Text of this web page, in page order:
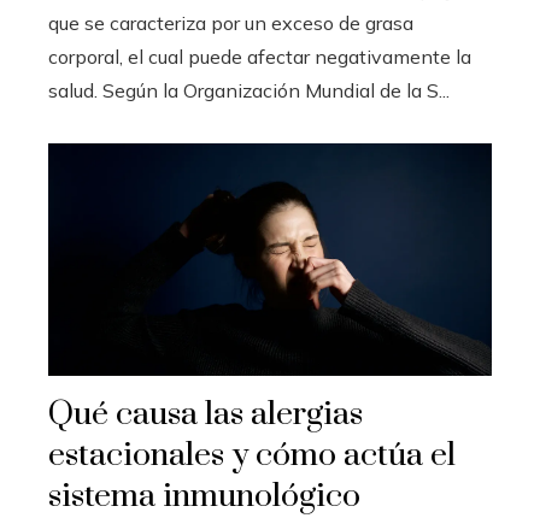
que se caracteriza por un exceso de grasa
corporal, el cual puede afectar negativamente la
salud. Según la Organización Mundial de la S...
Qué causa las alergias
estacionales y cómo actúa el
sistema inmunológico